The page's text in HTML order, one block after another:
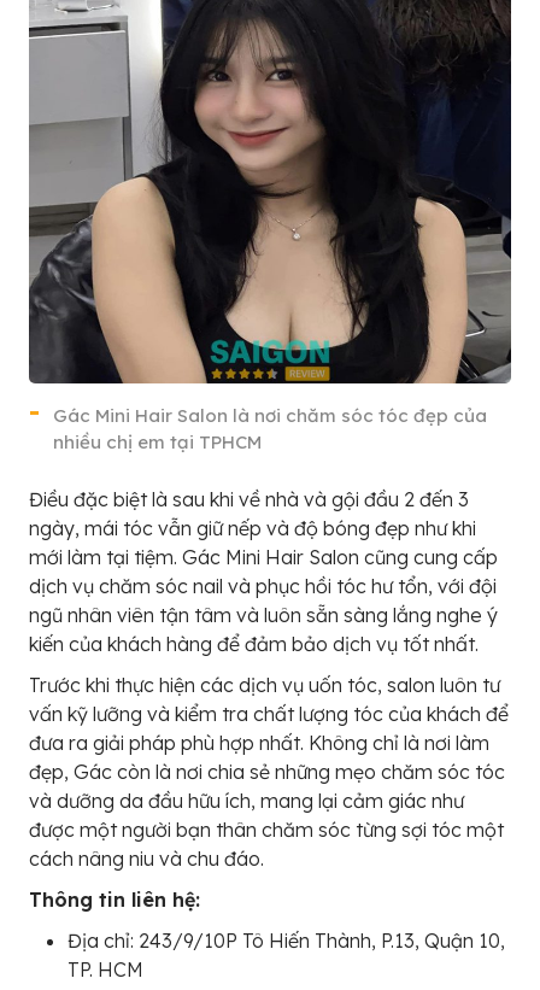
Gác Mini Hair Salon là nơi chăm sóc tóc đẹp của
nhiều chị em tại TPHCM
Điều đặc biệt là sau khi về nhà và gội đầu 2 đến 3
ngày, mái tóc vẫn giữ nếp và độ bóng đẹp như khi
mới làm tại tiệm. Gác Mini Hair Salon cũng cung cấp
dịch vụ chăm sóc nail và phục hồi tóc hư tổn, với đội
ngũ nhân viên tận tâm và luôn sẵn sàng lắng nghe ý
kiến của khách hàng để đảm bảo dịch vụ tốt nhất.
Trước khi thực hiện các dịch vụ uốn tóc, salon luôn tư
vấn kỹ lưỡng và kiểm tra chất lượng tóc của khách để
đưa ra giải pháp phù hợp nhất. Không chỉ là nơi làm
đẹp, Gác còn là nơi chia sẻ những mẹo chăm sóc tóc
và dưỡng da đầu hữu ích, mang lại cảm giác như
được một người bạn thân chăm sóc từng sợi tóc một
cách nâng niu và chu đáo.
Thông tin liên hệ:
Địa chỉ: 243/9/10P Tô Hiến Thành, P.13, Quận 10,
TP. HCM